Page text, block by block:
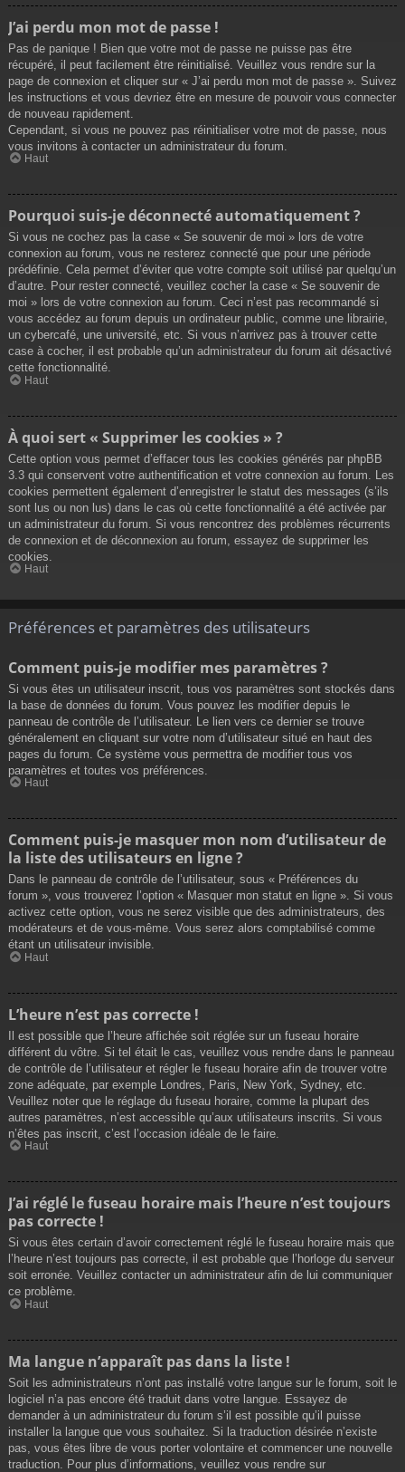
J’ai perdu mon mot de passe !
Pas de panique ! Bien que votre mot de passe ne puisse pas être
récupéré, il peut facilement être réinitialisé. Veuillez vous rendre sur la
page de connexion et cliquer sur « J’ai perdu mon mot de passe ». Suivez
les instructions et vous devriez être en mesure de pouvoir vous connecter
de nouveau rapidement.
Cependant, si vous ne pouvez pas réinitialiser votre mot de passe, nous
vous invitons à contacter un administrateur du forum.
Haut
Pourquoi suis-je déconnecté automatiquement ?
Si vous ne cochez pas la case « Se souvenir de moi » lors de votre
connexion au forum, vous ne resterez connecté que pour une période
prédéfinie. Cela permet d’éviter que votre compte soit utilisé par quelqu’un
d’autre. Pour rester connecté, veuillez cocher la case « Se souvenir de
moi » lors de votre connexion au forum. Ceci n’est pas recommandé si
vous accédez au forum depuis un ordinateur public, comme une librairie,
un cybercafé, une université, etc. Si vous n’arrivez pas à trouver cette
case à cocher, il est probable qu’un administrateur du forum ait désactivé
cette fonctionnalité.
Haut
À quoi sert « Supprimer les cookies » ?
Cette option vous permet d’effacer tous les cookies générés par phpBB
3.3 qui conservent votre authentification et votre connexion au forum. Les
cookies permettent également d’enregistrer le statut des messages (s’ils
sont lus ou non lus) dans le cas où cette fonctionnalité a été activée par
un administrateur du forum. Si vous rencontrez des problèmes récurrents
de connexion et de déconnexion au forum, essayez de supprimer les
cookies.
Haut
Préférences et paramètres des utilisateurs
Comment puis-je modifier mes paramètres ?
Si vous êtes un utilisateur inscrit, tous vos paramètres sont stockés dans
la base de données du forum. Vous pouvez les modifier depuis le
panneau de contrôle de l’utilisateur. Le lien vers ce dernier se trouve
généralement en cliquant sur votre nom d’utilisateur situé en haut des
pages du forum. Ce système vous permettra de modifier tous vos
paramètres et toutes vos préférences.
Haut
Comment puis-je masquer mon nom d’utilisateur de
la liste des utilisateurs en ligne ?
Dans le panneau de contrôle de l’utilisateur, sous « Préférences du
forum », vous trouverez l’option « Masquer mon statut en ligne ». Si vous
activez cette option, vous ne serez visible que des administrateurs, des
modérateurs et de vous-même. Vous serez alors comptabilisé comme
étant un utilisateur invisible.
Haut
L’heure n’est pas correcte !
Il est possible que l’heure affichée soit réglée sur un fuseau horaire
différent du vôtre. Si tel était le cas, veuillez vous rendre dans le panneau
de contrôle de l’utilisateur et régler le fuseau horaire afin de trouver votre
zone adéquate, par exemple Londres, Paris, New York, Sydney, etc.
Veuillez noter que le réglage du fuseau horaire, comme la plupart des
autres paramètres, n’est accessible qu’aux utilisateurs inscrits. Si vous
n’êtes pas inscrit, c’est l’occasion idéale de le faire.
Haut
J’ai réglé le fuseau horaire mais l’heure n’est toujours
pas correcte !
Si vous êtes certain d’avoir correctement réglé le fuseau horaire mais que
l’heure n’est toujours pas correcte, il est probable que l’horloge du serveur
soit erronée. Veuillez contacter un administrateur afin de lui communiquer
ce problème.
Haut
Ma langue n’apparaît pas dans la liste !
Soit les administrateurs n’ont pas installé votre langue sur le forum, soit le
logiciel n’a pas encore été traduit dans votre langue. Essayez de
demander à un administrateur du forum s’il est possible qu’il puisse
installer la langue que vous souhaitez. Si la traduction désirée n’existe
pas, vous êtes libre de vous porter volontaire et commencer une nouvelle
traduction. Pour plus d’informations, veuillez vous rendre sur